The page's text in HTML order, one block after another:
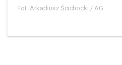
Fot. Arkadiusz Ścichocki / AG